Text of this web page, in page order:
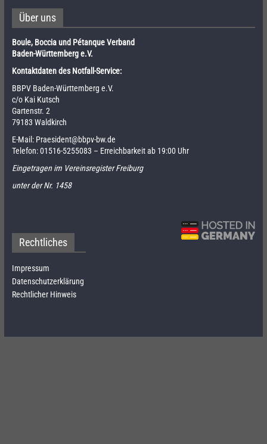
Über uns
Boule, Boccia und Pétanque Verband
Baden-Württemberg e.V.
Kontaktdaten des Notfall-Service:
BBPV Baden-Württemberg e.V.
c/o Kai Kutsch
Gartenstr. 2
79183 Waldkirch
E-Mail: Praesident@bbpv-bw.de
Telefon:01516-5255083 – Erreichbarkeit ab 19:00 Uhr
Eingetragen im Vereinsregister Freiburg
unter der Nr. 1458
Rechtliches
Impressum
Datenschutzerklärung
Rechtlicher Hinweis